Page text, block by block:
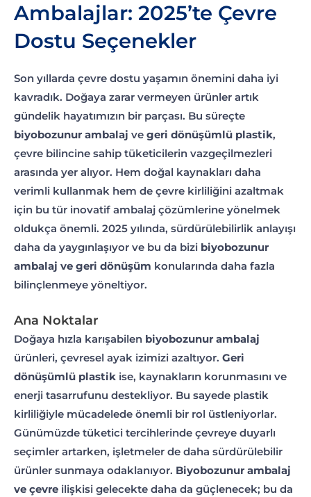
Ambalajlar: 2025’te Çevre
Dostu Seçenekler
Son yıllarda çevre dostu yaşamın önemini daha iyi
kavradık. Doğaya zarar vermeyen ürünler artık
gündelik hayatımızın bir parçası. Bu süreçte
biyobozunur ambalaj ve geri dönüşümlü plastik,
çevre bilincine sahip tüketicilerin vazgeçilmezleri
arasında yer alıyor. Hem doğal kaynakları daha
verimli kullanmak hem de çevre kirliliğini azaltmak
için bu tür inovatif ambalaj çözümlerine yönelmek
oldukça önemli. 2025 yılında, sürdürülebilirlik anlayışı
daha da yaygınlaşıyor ve bu da bizi biyobozunur
ambalaj ve geri dönüşüm konularında daha fazla
bilinçlenmeye yöneltiyor.
Ana Noktalar
Doğaya hızla karışabilen biyobozunur ambalaj
ürünleri, çevresel ayak izimizi azaltıyor. Geri
dönüşümlü plastik ise, kaynakların korunmasını ve
enerji tasarrufunu destekliyor. Bu sayede plastik
kirliliğiyle mücadelede önemli bir rol üstleniyorlar.
Günümüzde tüketici tercihlerinde çevreye duyarlı
seçimler artarken, işletmeler de daha sürdürülebilir
ürünler sunmaya odaklanıyor. Biyobozunur ambalaj
ve çevre ilişkisi gelecekte daha da güçlenecek; bu da